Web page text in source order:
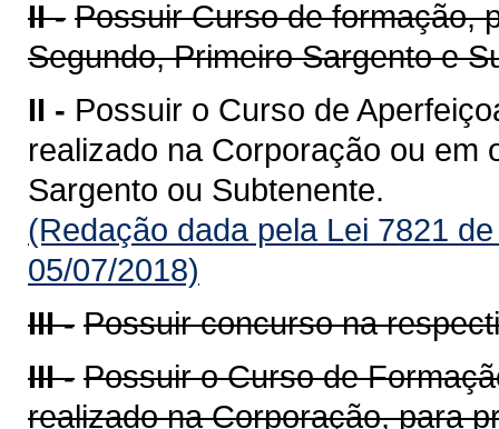
II - Possuir Curso de formação,
Segundo, Primeiro Sargento e
II - Possuir o Curso de
realizado na Corporação ou em
Sargento ou Subtenente.
(Redação dada pela Lei 7821
05/07/2018)
III - Possuir concurso na
III - Possuir o Curso de
realizado na Corporação, para